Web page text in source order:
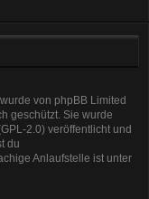
von phpBB Limited
geschützt. Sie wurde
2.0) veröffentlicht und
du
Anlaufstelle ist unter